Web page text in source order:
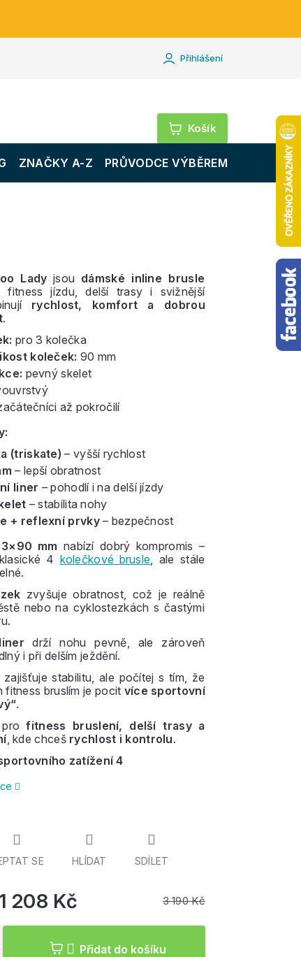
Přihlášení
Nákupní
košík
ZNAČKY A-Z PRŮVODCE VÝBĚREM
3 190 Kč
1 208 Kč
cena:
Přidat do košíku
Lady jsou dámské inline brusle
fitness jízdu, delší trasy i svižnější
rychlost, komfort a dobrou
.
pro 3 kolečka
koleček: 90 mm
pevný skelet
až pokročilí
(triskate) – vyšší rychlost
– lepší obratnost
liner – pohodlí i na delší jízdy
– stabilita nohy
+ reflexní prvky– bezpečnost
mm nabízí dobrý kompromis –
4 kolečkové brusle, ale stále
zvyšuje obratnost, což je reálně
nebo na cyklostezkách s častými
drží nohu pevně, ale zároveň
i při delším ježdění.
zajišťuje stabilitu, ale počítej s tím, že
fitness bruslím je pocit více sportovní
.
profitness bruslení, delší trasy a
, kde chceš rychlost i kontrolu.
zatížení 4
SE HLÍDAT SDÍLET